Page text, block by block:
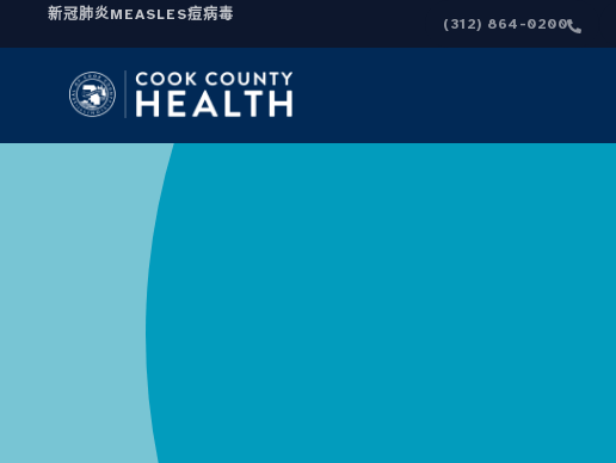
新冠肺炎MEASLES痘病毒
(312) 864-0200